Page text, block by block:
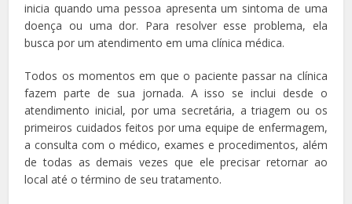
inicia quando uma pessoa apresenta um sintoma de uma
doença ou uma dor. Para resolver esse problema, ela
busca por um atendimento em uma clínica médica.
Todos os momentos em que o paciente passar na clínica
fazem parte de sua jornada. A isso se inclui desde o
atendimento inicial, por uma secretária, a triagem ou os
primeiros cuidados feitos por uma equipe de enfermagem,
a consulta com o médico, exames e procedimentos, além
de todas as demais vezes que ele precisar retornar ao
local até o término de seu tratamento.